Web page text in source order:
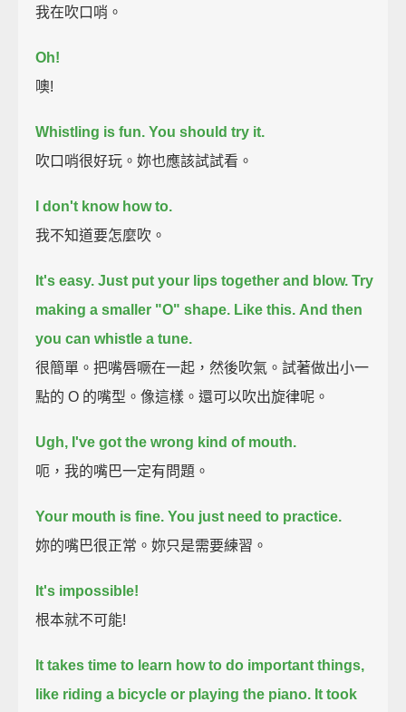
我在吹口哨。
Oh!
噢!
Whistling is fun. You should try it.
吹口哨很好玩。妳也應該試試看。
I don't know how to.
我不知道要怎麼吹。
It's easy. Just put your lips together and blow. Try
making a smaller "O" shape. Like this. And then
you can whistle a tune.
很簡單。把嘴唇噘在一起，然後吹氣。試著做出小一
點的 O 的嘴型。像這樣。還可以吹出旋律呢。
Ugh, I've got the wrong kind of mouth.
呃，我的嘴巴一定有問題。
Your mouth is fine. You just need to practice.
妳的嘴巴很正常。妳只是需要練習。
It's impossible!
根本就不可能!
It takes time to learn how to do important things,
like riding a bicycle or playing the piano. It took